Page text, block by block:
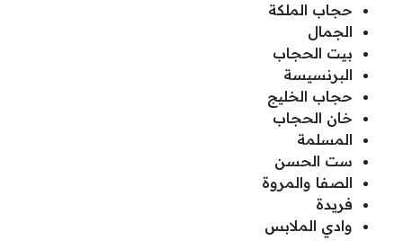
حجاب الملكة
الجمال
بيت الحجاب
البرنسيسة
حجاب الخليج
خان الحجاب
المسلمة
ست الحسن
الصفا والمروة
فريدة
وادي الملابس